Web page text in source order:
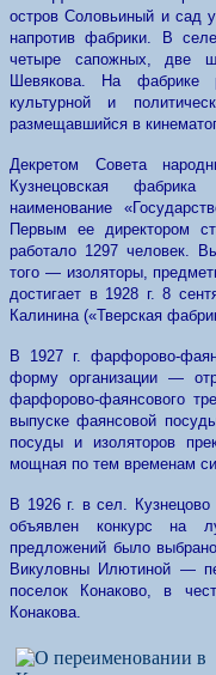
остров Соловьиный и сад
напротив фабрики. В
четыре сапожных, две
Шевякова. На фабрике
культурной и
размещавшийся в
Декретом Совета
Кузнецовская
наименование
Первым ее директором
работало 1297 человек.
того — изоляторы,
достигает в 1928 г. 8
Калинина («Тверская
В 1927 г. фарфорово-
форму организации —
фарфорово-фаянсового
выпуске фаянсовой
посуды и изоляторов
мощная по тем временам
В 1926 г. в сел.
объявлен конкурс на
предложений было
Викуловны Илютиной —
поселок Конаково, в
Конакова.